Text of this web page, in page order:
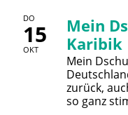
DO
15
OKT
Mein
Karibik
Mein
zurück,
so ganz